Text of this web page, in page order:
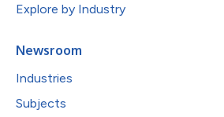
Explore by Industry
Newsroom
Industries
Subjects